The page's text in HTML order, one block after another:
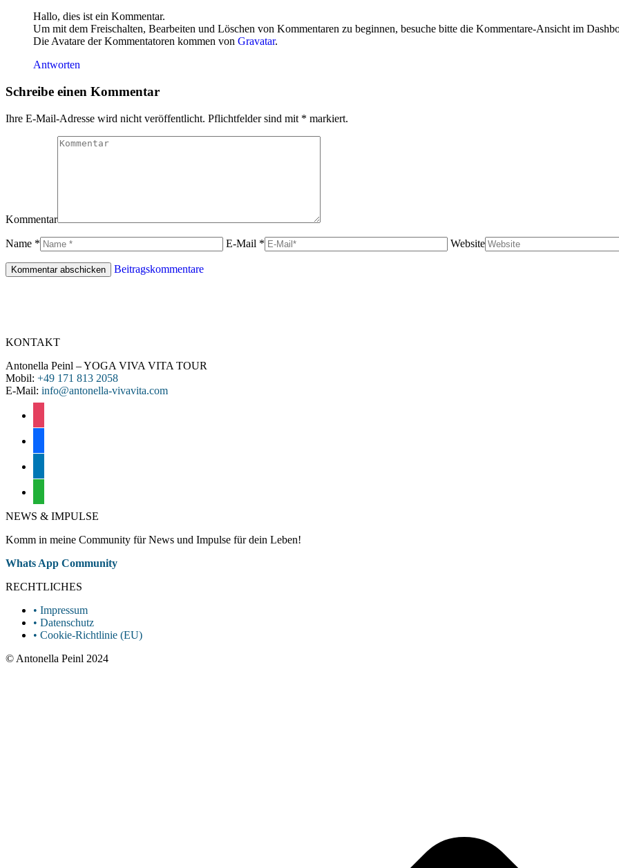
Hallo, dies ist ein Kommentar.
Um mit dem Freischalten, Bearbeiten und Löschen von Kommentaren zu beginnen, besuche bitte die Kommentare-Ansicht im
Die Avatare der Kommentatoren kommen von Gravatar.
Antworten
Schreibe einen Kommentar
Ihre E-Mail-Adresse wird nicht veröffentlicht. Pflichtfelder sind mit * markiert.
Kommentar
Name * E-Mail * Website
Beitragskommentare
KONTAKT
Antonella Peinl – YOGA VIVA VITA TOUR
Mobil: +49 171 813 2058
E-Mail: info@antonella-vivavita.com
NEWS & IMPULSE
Komm in meine Community für News und Impulse für dein Leben!
Whatsapp
opens
new
window
Whats App Community
RECHTLICHES
• Impressum
• Datenschutz
• Cookie-Richtlinie (EU)
© Antonella Peinl 2024